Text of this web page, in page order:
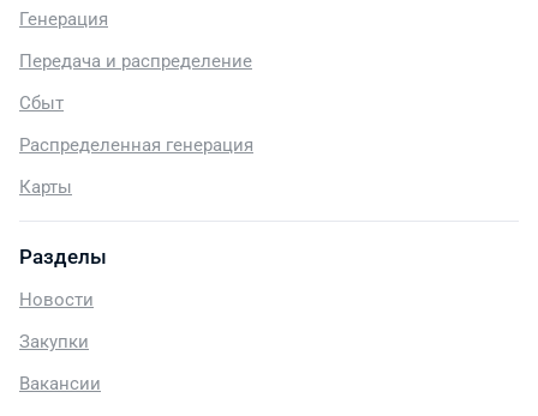
Генерация
Передача и распределение
Сбыт
Распределенная генерация
Карты
Разделы
Новости
Закупки
Вакансии